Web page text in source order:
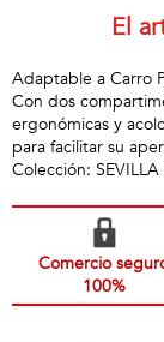
El
Adaptable a Carro
Con dos
ergonómicas y
para facilitar su
Colección:
Comercio
100%